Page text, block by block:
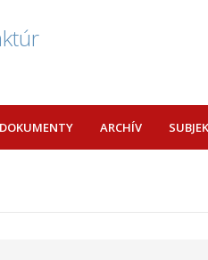
DOKUMENTY ARCHÍV